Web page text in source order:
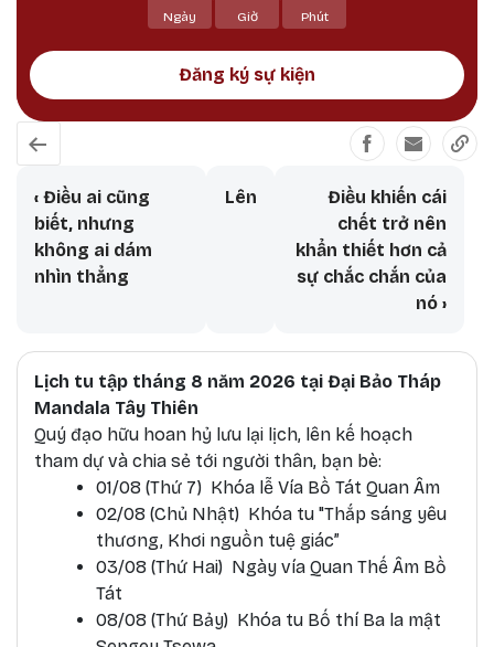
Ngày Giờ Phút
Đăng ký sự kiện
Book traversal links for Vô Thường
‹ Điều ai cũng
biết, nhưng
không ai dám
nhìn thẳng
Lên
Điều khiến cái
chết trở nên
khẩn thiết hơn cả
sự chắc chắn của
nó›
Lịch tu tập tháng 8 năm 2026 tại Đại Bảo Tháp
Mandala Tây Thiên
Quý đạo hữu hoan hỷ lưu lại lịch, lên kế hoạch
tham dự và chia sẻ tới người thân, bạn bè:
01/08 (Thứ 7) Khóa lễ Vía Bồ Tát Quan Âm
02/08 (Chủ Nhật) Khóa tu "Thắp sáng yêu
thương, Khơi nguồn tuệ giác”
03/08 (Thứ Hai) Ngày vía Quan Thế Âm Bồ
Tát
08/08 (Thứ Bảy) Khóa tu Bố thí Ba la mật